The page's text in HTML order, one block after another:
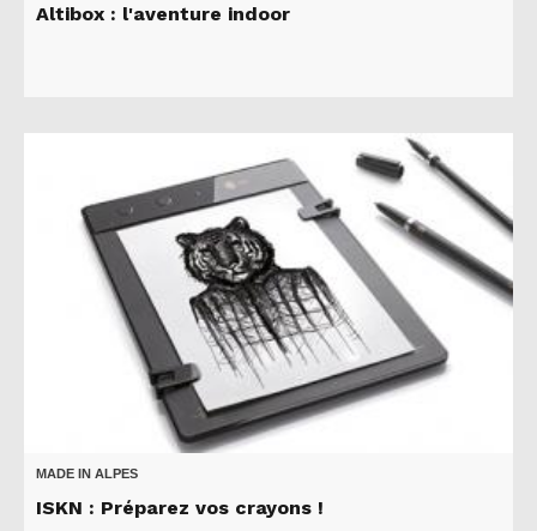
Altibox : l'aventure indoor
MADE IN ALPES
ISKN : Préparez vos crayons !